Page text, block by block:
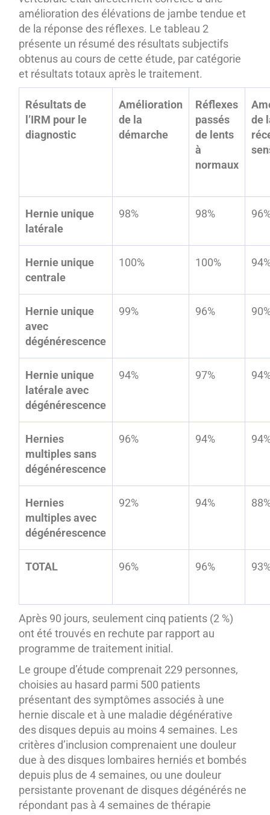
amélioration des élévations de jambe tendue et
de la réponse des réflexes. Le tableau 2
présente un résumé des résultats subjectifs
obtenus au cours de cette étude, par catégorie
et résultats totaux après le traitement.
Résultats de
l’IRM pour le
diagnostic
Amélioration
de la
démarche
Réflexes
passés
de lents
à
normaux
de
Hernie unique
latérale
98% 98%
Hernie unique
centrale
100% 100%
Hernie unique
avec
dégénérescence
99% 96%
Hernie unique
latérale avec
dégénérescence
94% 97%
Hernies
multiples sans
dégénérescence
96% 94%
Hernies
multiples avec
dégénérescence
92% 94%
TOTAL 96% 96%
Après 90 jours, seulement cinq patients (2 %)
ont été trouvés en rechute par rapport au
programme de traitement initial.
Le groupe d’étude comprenait 229 personnes,
choisies au hasard parmi 500 patients
présentant des symptômes associés à une
hernie discale et à une maladie dégénérative
des disques depuis au moins 4 semaines. Les
critères d’inclusion comprenaient une douleur
due à des disques lombaires herniés et bombés
depuis plus de 4 semaines, ou une douleur
persistante provenant de disques dégénérés ne
répondant pas à 4 semaines de thérapie